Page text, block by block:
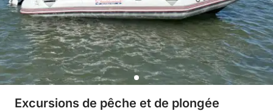
Excursions de pêche et de plongée